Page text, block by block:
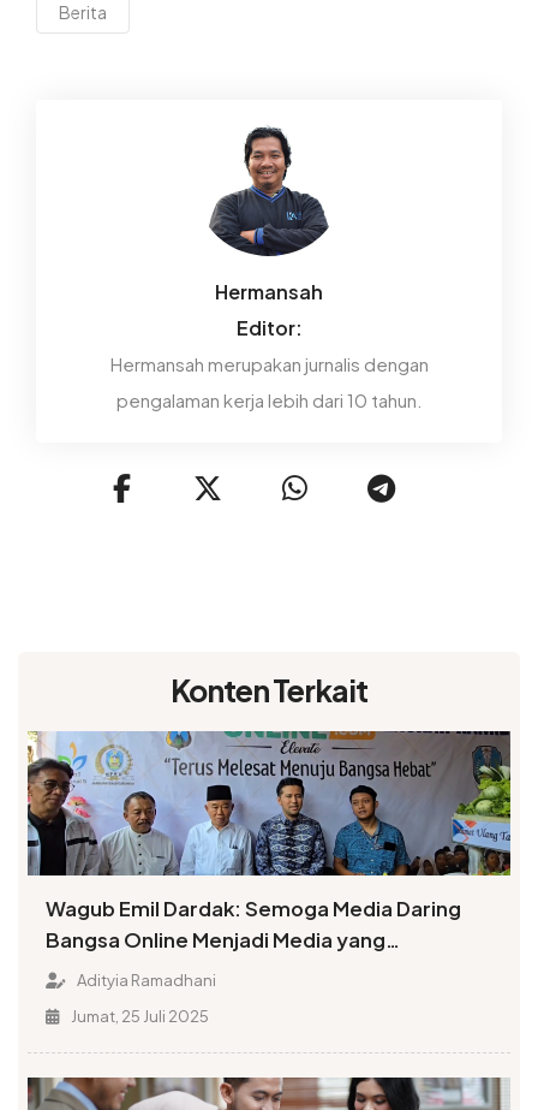
Berita
Hermansah
Editor:
Hermansah merupakan jurnalis dengan
pengalaman kerja lebih dari 10 tahun.
Konten Terkait
Wagub Emil Dardak: Semoga Media Daring
Bangsa Online Menjadi Media yang
Menyenangkan Hati Masyarakat
Adityia Ramadhani
Jumat, 25 Juli 2025